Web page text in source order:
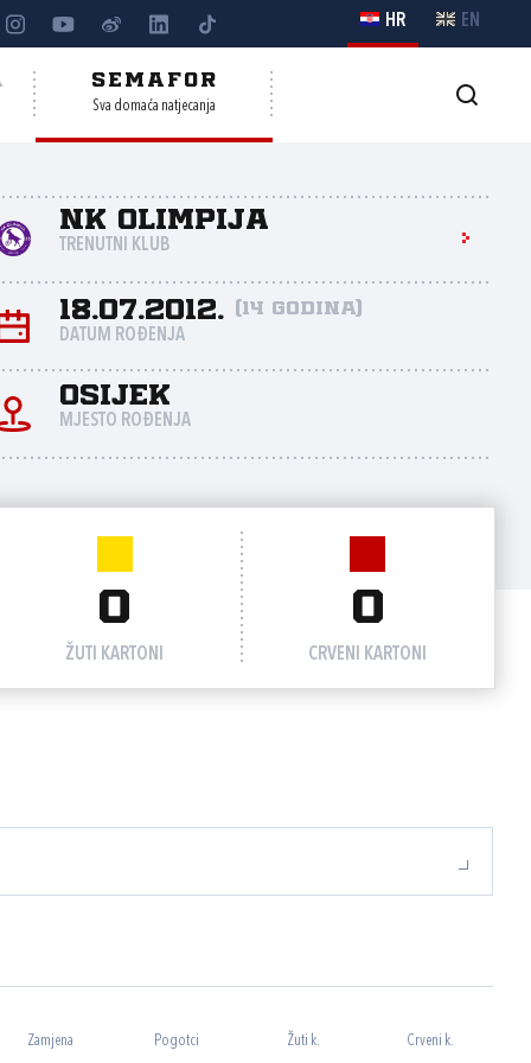
HR EN
SEMAFOR
Sva domaća natjecanja
NK Olimpija
TRENUTNI KLUB
18.07.2012. (14 godina)
DATUM ROĐENJA
Osijek
MJESTO ROĐENJA
0
ŽUTI KARTONI
0
CRVENI KARTONI
Zamjena Pogotci Žuti k. Crveni k.